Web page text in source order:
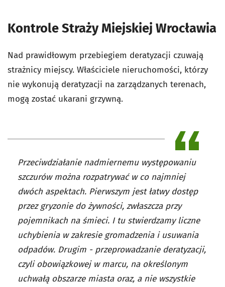
Kontrole Straży Miejskiej Wrocławia
Nad prawidłowym przebiegiem deratyzacji czuwają
strażnicy miejscy. Właściciele nieruchomości, którzy
nie wykonują deratyzacji na zarządzanych terenach,
mogą zostać ukarani grzywną.
Przeciwdziałanie nadmiernemu występowaniu
szczurów można rozpatrywać w co najmniej
dwóch aspektach. Pierwszym jest łatwy dostęp
przez gryzonie do żywności, zwłaszcza przy
pojemnikach na śmieci. I tu stwierdzamy liczne
uchybienia w zakresie gromadzenia i usuwania
odpadów. Drugim - przeprowadzanie deratyzacji,
czyli obowiązkowej w marcu, na określonym
uchwałą obszarze miasta oraz, a nie wszystkie